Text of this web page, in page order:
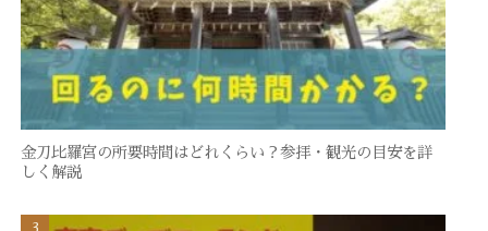
金刀比羅宮の所要時間はどれくらい？参拝・観光の目安を詳
しく解説